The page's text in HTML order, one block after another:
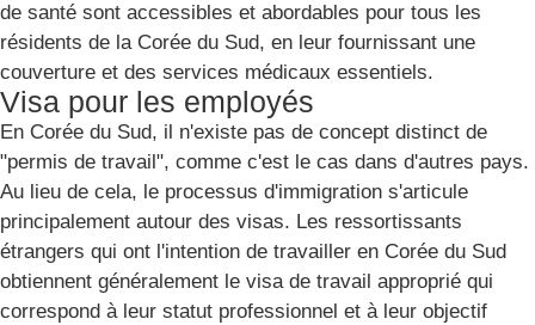
de santé sont accessibles et abordables pour tous les
résidents de la Corée du Sud, en leur fournissant une
couverture et des services médicaux essentiels.
Visa pour les employés
En Corée du Sud, il n'existe pas de concept distinct de
"permis de travail", comme c'est le cas dans d'autres pays.
Au lieu de cela, le processus d'immigration s'articule
principalement autour des visas. Les ressortissants
étrangers qui ont l'intention de travailler en Corée du Sud
obtiennent généralement le visa de travail approprié qui
correspond à leur statut professionnel et à leur objectif